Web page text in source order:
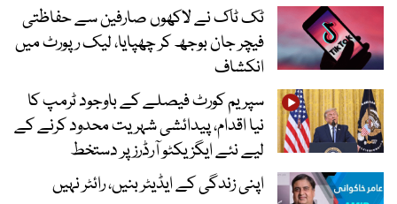
ٹک ٹاک نے لاکھوں صارفین سے حفاظتی
فیچر جان بوجھ کر چھپایا، لیک رپورٹ میں
انکشاف
سپریم کورٹ فیصلے کے باوجود ٹرمپ کا
نیا اقدام، پیدائشی شہریت محدود کرنے کے
لیے نئے ایگزیکٹو آرڈرز پر دستخط
اپنی زندگی کے ایڈیٹر بنیں، رائٹر نہیں